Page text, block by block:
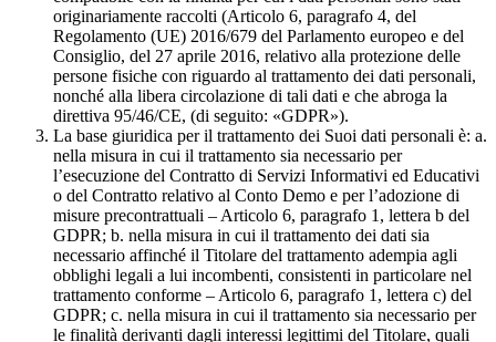
originariamente raccolti (Articolo 6, paragrafo 4, del
Regolamento (UE) 2016/679 del Parlamento europeo e del
Consiglio, del 27 aprile 2016, relativo alla protezione delle
persone fisiche con riguardo al trattamento dei dati personali,
nonché alla libera circolazione di tali dati e che abroga la
direttiva 95/46/CE, (di seguito: «GDPR»).
La base giuridica per il trattamento dei Suoi dati personali è: a.
nella misura in cui il trattamento sia necessario per
l’esecuzione del Contratto di Servizi Informativi ed Educativi
o del Contratto relativo al Conto Demo e per l’adozione di
misure precontrattuali – Articolo 6, paragrafo 1, lettera b del
GDPR; b. nella misura in cui il trattamento dei dati sia
necessario affinché il Titolare del trattamento adempia agli
obblighi legali a lui incombenti, consistenti in particolare nel
trattamento conforme – Articolo 6, paragrafo 1, lettera c) del
GDPR; c. nella misura in cui il trattamento sia necessario per
le finalità derivanti dagli interessi legittimi del Titolare, quali